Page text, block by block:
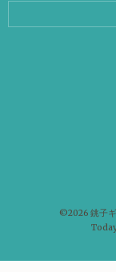
©2026 銚子